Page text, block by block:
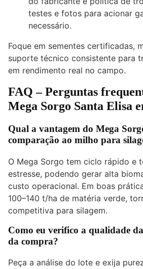
testes e fotos para acionar
necessário.
Foque em sementes certificadas,
suporte técnico consistente para
em rendimento real no campo.
FAQ – Perguntas
Mega Sorgo Santa Elisa
Qual a vantagem do Mega
comparação ao milho para
O Mega Sorgo tem ciclo rápido e
estresse, podendo gerar alta
custo operacional. Em boas
100–140 t/ha de matéria verde,
competitiva para silagem.
Como eu verifico a qualidade
da compra?
Peça a análise do lote e exija